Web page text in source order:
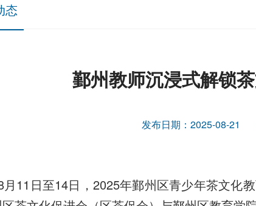
态
鄞州教师沉浸式解锁
发布日期：2025-08-21
月11日至14日，2025年鄞州区青少年茶文化